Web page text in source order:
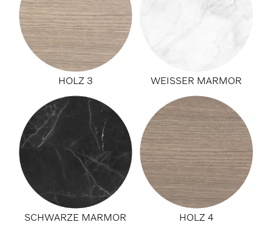
HOLZ 3 WEISSER MARMOR
SCHWARZE MARMOR HOLZ 4